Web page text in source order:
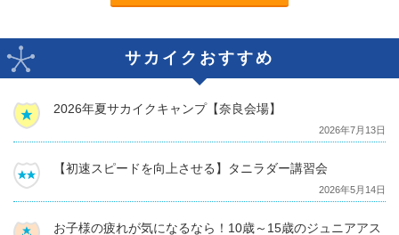
サカイクおすすめ
2026年夏サカイクキャンプ【奈良会場】
2026年7月13日
【初速スピードを向上させる】タニラダー講習会
2026年5月14日
お子様の疲れが気になるなら！10歳～15歳のジュニアアス